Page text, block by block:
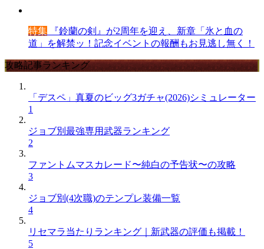
特集 『鈴蘭の剣』が2周年を迎え、新章「氷と血の
道」を解禁ッ！記念イベントの報酬もお見逃し無く！
攻略記事ランキング
「デスペ」真夏のビッグ3ガチャ(2026)シミュレーター
1
ジョブ別最強専用武器ランキング
2
ファントムマスカレード〜純白の予告状〜の攻略
3
ジョブ別(4次職)のテンプレ装備一覧
4
リセマラ当たりランキング｜新武器の評価も掲載！
5